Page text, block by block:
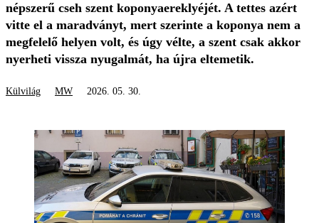
népszerű cseh szent koponyaereklyéjét. A tettes azért
vitte el a maradványt, mert szerinte a koponya nem a
megfelelő helyen volt, és úgy vélte, a szent csak akkor
nyerheti vissza nyugalmát, ha újra eltemetik.
Külvilág MW 2026. 05. 30.